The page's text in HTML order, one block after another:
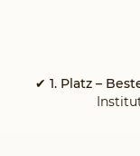
✔ 1. Platz –